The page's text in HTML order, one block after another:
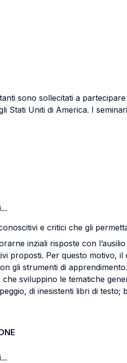
sono sollecitati a
Stati Uniti di America. I
e critici che gli
inziali risposte con
proposti. Per questo motivo,
gli strumenti di apprendimento.
sviluppino le tematiche
di inesistenti libri di